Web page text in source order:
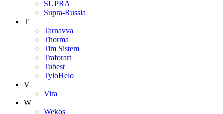
SUPRA
Supra-Russia
T
Tarnavva
Thorma
Tim Sistem
Traforart
Tubest
TyloHelo
V
Vira
W
Wekos